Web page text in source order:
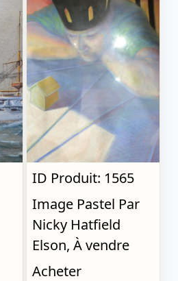
ID Produit: 1565
Image Pastel Par
Nicky Hatfield
Elson, À vendre
Acheter